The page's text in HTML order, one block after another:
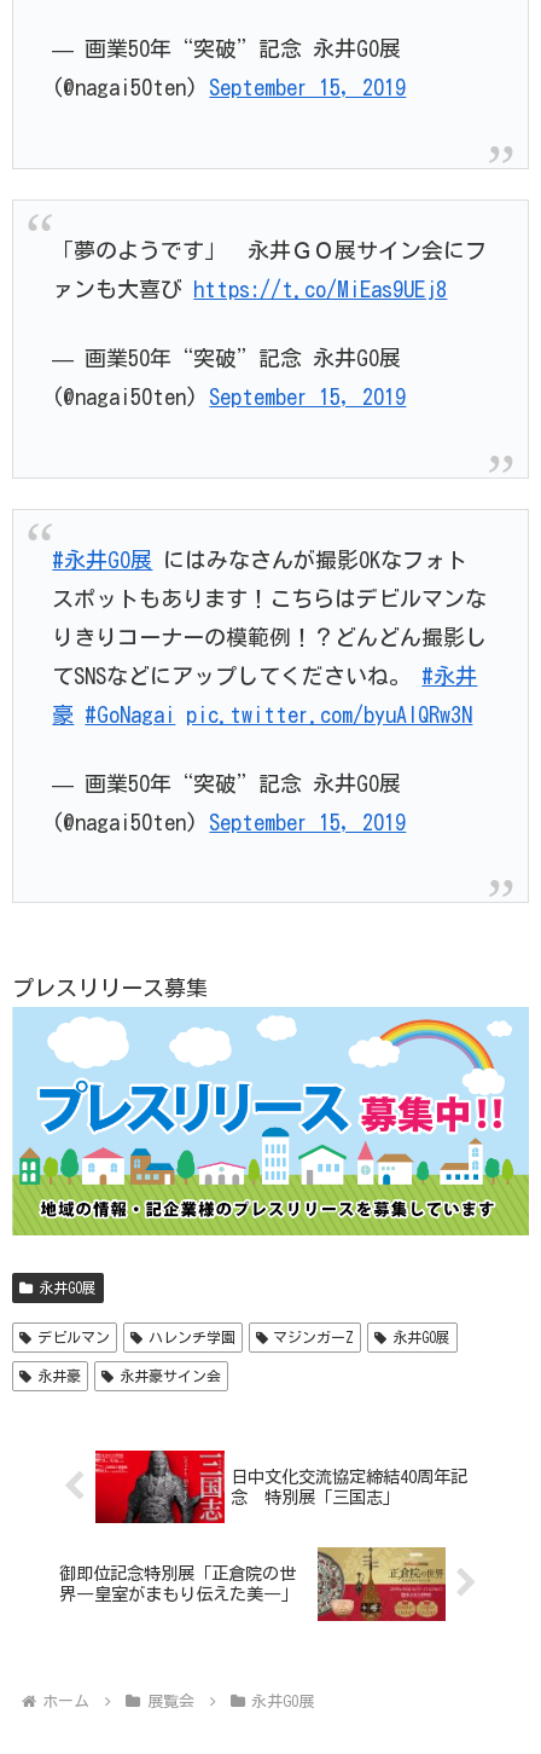
— 画業50年“突破”記念 永井GO展
(@nagai50ten) September 15, 2019
「夢のようです」 永井ＧＯ展サイン会にフ
ァンも大喜び https://t.co/MiEas9UEj8
— 画業50年“突破”記念 永井GO展
(@nagai50ten) September 15, 2019
#永井GO展 にはみなさんが撮影OKなフォト
スポットもあります！こちらはデビルマンな
りきりコーナーの模範例！？どんどん撮影し
てSNSなどにアップしてくださいね。 #永井
豪
#GoNagai pic.twitter.com/byuAlQRw3N
— 画業50年“突破”記念 永井GO展
(@nagai50ten) September 15, 2019
プレスリリース募集
永井GO展
デビルマン ハレンチ学園 マジンガーZ 永井GO展
永井豪 永井豪サイン会
日中文化交流協定締結40周年記
念 特別展「三国志」
御即位記念特別展「正倉院の世
界―皇室がまもり伝えた美―」
ホーム 展覧会 永井GO展